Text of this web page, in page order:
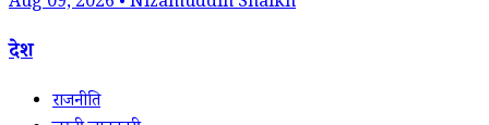
देश
राजनीति